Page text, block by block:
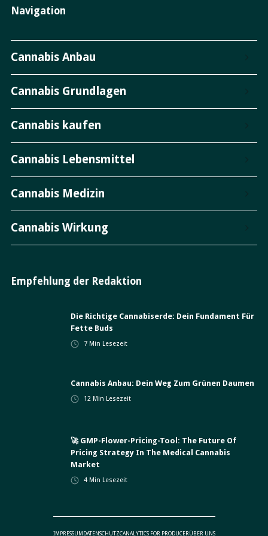
Navigation
Cannabis Anbau
Cannabis Grundlagen
Cannabis kaufen
Cannabis Lebensmittel
Cannabis Medizin
Cannabis Wirkung
Empfehlung der Redaktion
Die Richtige Cannabiserde: Dein Fundament Für
Fette Buds
7 Min Lesezeit
Cannabis Anbau: Dein Weg Zum Grünen Daumen
12 Min Lesezeit
🚀 GMP-Flower-Pricing-Tool: The Future Of
Pricing Strategy In The Medical Cannabis
Market
4 Min Lesezeit
IMPRESSUM DATENSCHUTZCANALYTICS FOR PRODUCERÜBER UNS